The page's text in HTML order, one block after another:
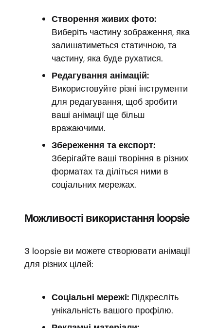
Створення живих фото:
Виберіть частину зображення, яка
залишатиметься статичною, та
частину, яка буде рухатися.
Редагування анімацій:
Використовуйте різні інструменти
для редагування, щоб зробити
ваші анімації ще більш
вражаючими.
Збереження та експорт:
Зберігайте ваші творіння в різних
форматах та діліться ними в
соціальних мережах.
Можливості використання loopsie
З loopsie ви можете створювати анімації
для різних цілей:
Соціальні мережі: Підкресліть
унікальність вашого профілю.